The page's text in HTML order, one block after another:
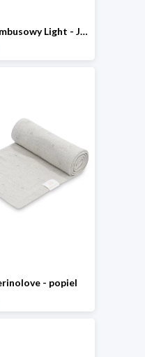
Kocyk bambusowy Light - Jeżki - srebrny
- popiel